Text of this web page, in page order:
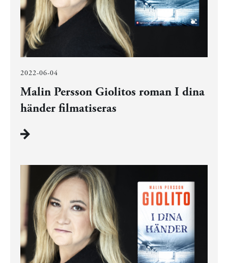
2022-06-04
Malin Persson Giolitos roman I dina
händer filmatiseras